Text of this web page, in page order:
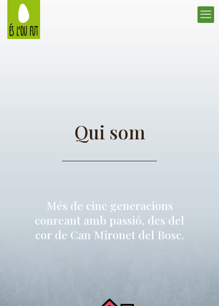
Qui som
Més de cinc generacions
conreant amb passió, des del
cor de Can Mironet del Bosc.